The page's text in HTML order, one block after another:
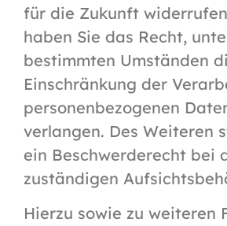
für die Zukunft
haben Sie das Recht,
bestimmten Umständen
Einschränkung der
personenbezogenen
verlangen. Des Weiteren
ein Beschwerderecht bei
zuständigen
Hierzu sowie zu weiteren